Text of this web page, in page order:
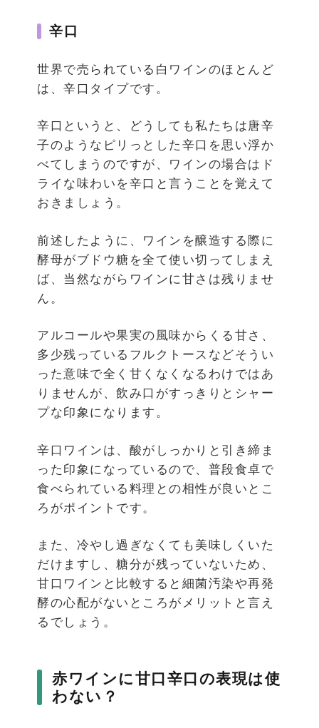
辛口
世界で売られている白ワインのほとんど
は、辛口タイプです。
辛口というと、どうしても私たちは唐辛
子のようなピリっとした辛口を思い浮か
べてしまうのですが、ワインの場合はド
ライな味わいを辛口と言うことを覚えて
おきましょう。
前述したように、ワインを醸造する際に
酵母がブドウ糖を全て使い切ってしまえ
ば、当然ながらワインに甘さは残りませ
ん。
アルコールや果実の風味からくる甘さ、
多少残っているフルクトースなどそうい
った意味で全く甘くなくなるわけではあ
りませんが、飲み口がすっきりとシャー
プな印象になります。
辛口ワインは、酸がしっかりと引き締ま
った印象になっているので、普段食卓で
食べられている料理との相性が良いとこ
ろがポイントです。
また、冷やし過ぎなくても美味しくいた
だけますし、糖分が残っていないため、
甘口ワインと比較すると細菌汚染や再発
酵の心配がないところがメリットと言え
るでしょう。
赤ワインに甘口辛口の表現は使
わない？